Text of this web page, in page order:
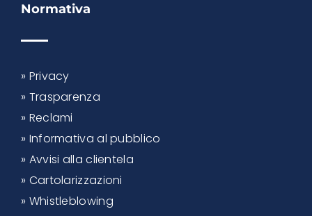
Normativa
» Privacy
» Trasparenza
» Reclami
» Informativa al pubblico
» Avvisi alla clientela
» Cartolarizzazioni
» Whistleblowing